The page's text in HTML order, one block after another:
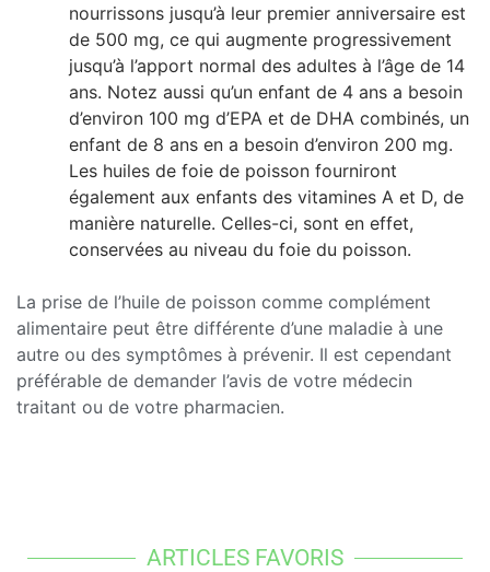
nourrissons jusqu’à leur premier anniversaire est
de 500 mg, ce qui augmente progressivement
jusqu’à l’apport normal des adultes à l’âge de 14
ans. Notez aussi qu’un enfant de 4 ans a besoin
d’environ 100 mg d’EPA et de DHA combinés, un
enfant de 8 ans en a besoin d’environ 200 mg.
Les huiles de foie de poisson fourniront
également aux enfants des vitamines A et D, de
manière naturelle. Celles-ci, sont en effet,
conservées au niveau du foie du poisson.
La prise de l’huile de poisson comme complément
alimentaire peut être différente d’une maladie à une
autre ou des symptômes à prévenir. Il est cependant
préférable de demander l’avis de votre médecin
traitant ou de votre pharmacien.
ARTICLES FAVORIS